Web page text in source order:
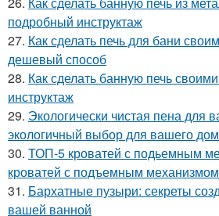
подробный инструктаж
27. Как сделать печь для бани
дешевый способ
28. Как сделать банную печь
инструктаж
29. Экологически чистая пена для
экологичный выбор для вашего
30. ТОП-5 кроватей с подьемным
кроватей с подъемным механизмом
31. Бархатные пузыри: секреты
вашей ванной